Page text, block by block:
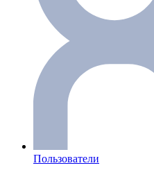
Пользователи